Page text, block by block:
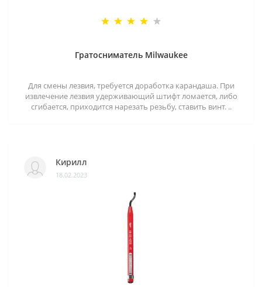
Гратосниматель Milwaukee
Для смены лезвия, требуется доработка карандаша. При
извлечение лезвия удерживающий штифт ломается, либо
сгибается, приходится нарезать резьбу, ставить винт. ..
Кирилл
18.02.2023